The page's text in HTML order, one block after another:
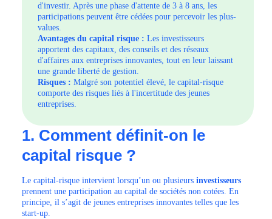
d'investir. Après une phase d'attente de 3 à 8 ans, les
participations peuvent être cédées pour percevoir les plus-
values.
Avantages du capital risque : Les investisseurs
apportent des capitaux, des conseils et des réseaux
d'affaires aux entreprises innovantes, tout en leur laissant
une grande liberté de gestion.
Risques : Malgré son potentiel élevé, le capital-risque
comporte des risques liés à l'incertitude des jeunes
entreprises.
1. Comment définit-on le
capital risque ?
Le capital-risque intervient lorsqu’un ou plusieurs investisseurs
prennent une participation au capital de sociétés non cotées. En
principe, il s’agit de jeunes entreprises innovantes telles que les
start-up.